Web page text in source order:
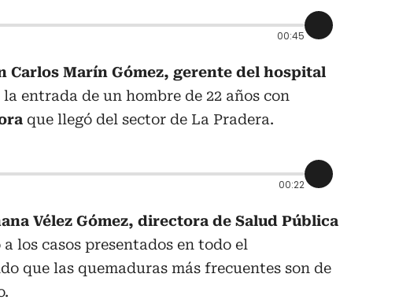
00:45
Carlos Marín Gómez, gerente del hospital
entrada de un hombre de 22 años con
que llegó del sector de La Pradera.
00:22
Vélez Gómez, directora de Salud Pública
los casos presentados en todo el
que las quemaduras más frecuentes son de